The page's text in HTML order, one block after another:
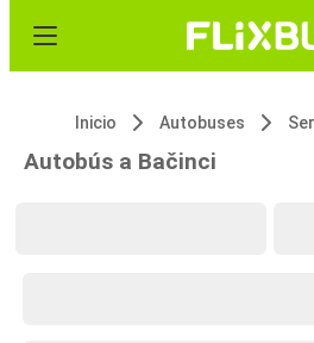
Inicio Autobuses
Autobús a Bačinci